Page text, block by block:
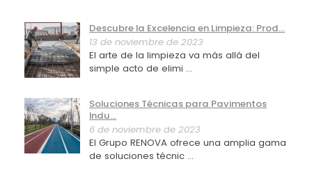
Descubre la Excelencia en Limpieza: Prod...
13 de noviembre de 2023
El arte de la limpieza va más allá del
simple acto de elimi ...
Soluciones Técnicas para Pavimentos
Indu...
6 de noviembre de 2023
El Grupo RENOVA ofrece una amplia gama
de soluciones técnic ...